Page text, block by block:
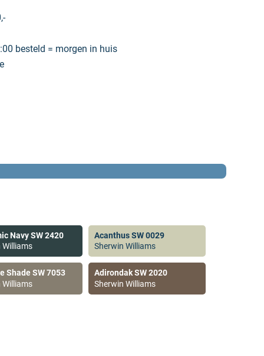
besteld = morgen in huis
Navy SW 2420
Williams
Acanthus SW 0029
Sherwin Williams
Shade SW 7053
Williams
Adirondak SW 2020
Sherwin Williams